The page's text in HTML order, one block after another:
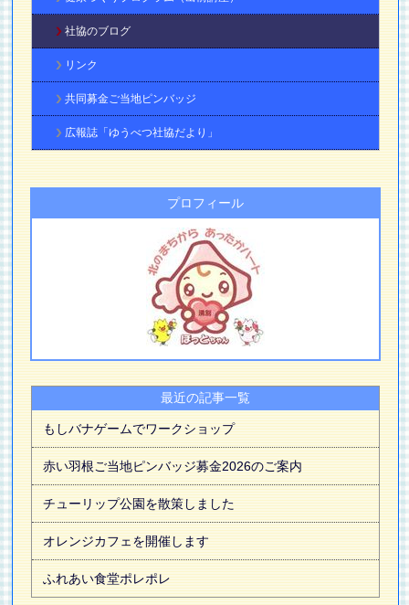
社協のブログ
リンク
共同募金ご当地ピンバッジ
広報誌「ゆうべつ社協だより」
プロフィール
最近の記事一覧
もしバナゲームでワークショップ
赤い羽根ご当地ピンバッジ募金2026のご案内
チューリップ公園を散策しました
オレンジカフェを開催します
ふれあい食堂ポレポレ